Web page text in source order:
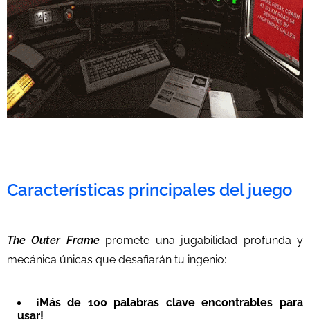
Características principales del juego
The Outer Framepromete una jugabilidad profunda y
mecánica únicas que desafiarán tu ingenio:
¡Más de 100 palabras clave encontrables para
usar!